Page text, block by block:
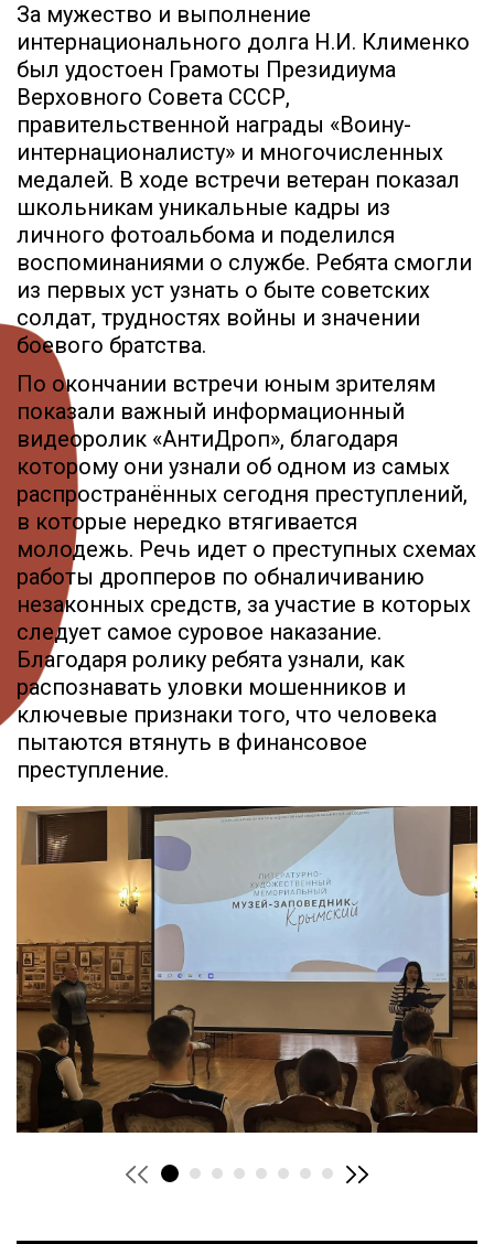
За мужество и выполнение
интернационального долга Н.И. Клименко
был удостоен Грамоты Президиума
Верховного Совета СССР,
правительственной награды «Воину-
интернационалисту» и многочисленных
медалей. В ходе встречи ветеран показал
школьникам уникальные кадры из
личного фотоальбома и поделился
воспоминаниями о службе. Ребята смогли
из первых уст узнать о быте советских
солдат, трудностях войны и значении
боевого братства.
По окончании встречи юным зрителям
показали важный информационный
видеоролик «АнтиДроп», благодаря
которому они узнали об одном из самых
распространённых сегодня преступлений,
в которые нередко втягивается
молодежь. Речь идет о преступных схемах
работы дропперов по обналичиванию
незаконных средств, за участие в которых
следует самое суровое наказание.
Благодаря ролику ребята узнали, как
распознавать уловки мошенников и
ключевые признаки того, что человека
пытаются втянуть в финансовое
преступление.